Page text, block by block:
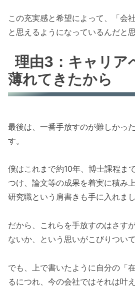
この充実感と希望によって、「会
と思えるようになっているんだと思
理由3：キャリア
薄れてきたから
最後は、一番手放すのが難しかっ
す。
僕はこれまで約10年、博士課程ま
つけ、論文等の成果を着実に積み
研究職という肩書きも手に入れまし
だから、これらを手放すのはさす
ないか、という思いがこびりついて
でも、上で書いたように自分の「
るにつれ、今の会社ではそれは叶